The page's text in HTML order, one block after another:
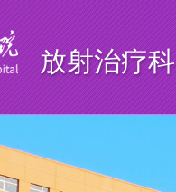
放射治疗科